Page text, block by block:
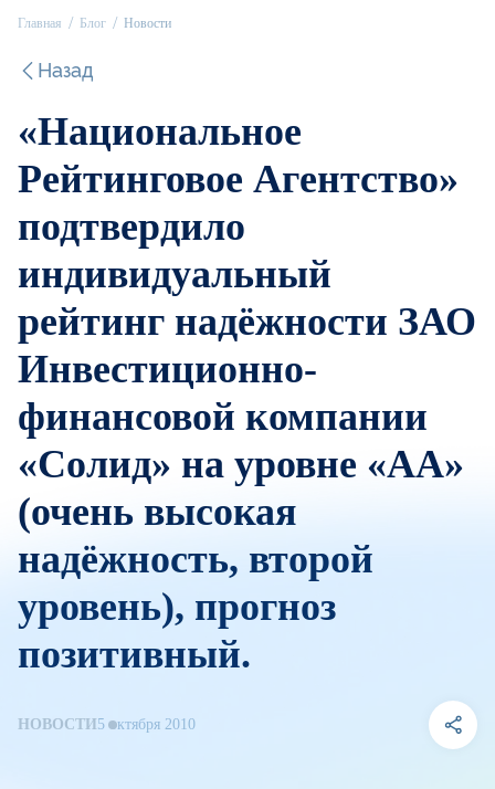
Главная Блог Новости
Назад
«Национальное
Рейтинговое Агентство»
подтвердило
индивидуальный
рейтинг надёжности ЗАО
Инвестиционно-
финансовой компании
«Солид» на уровне «AA»
(очень высокая
надёжность, второй
уровень), прогноз
позитивный.
НОВОСТИ 5 октября 2010